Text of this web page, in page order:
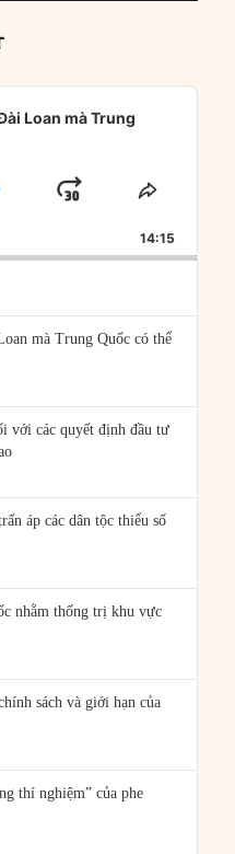
Loan mà Trung
JUMP
FORWARD
SHARE
14:15
mà Trung Quốc có thể
với các quyết định đầu tư
áp các dân tộc thiểu số
nhằm thống trị khu vực
sách và giới hạn của
thí nghiệm” của phe